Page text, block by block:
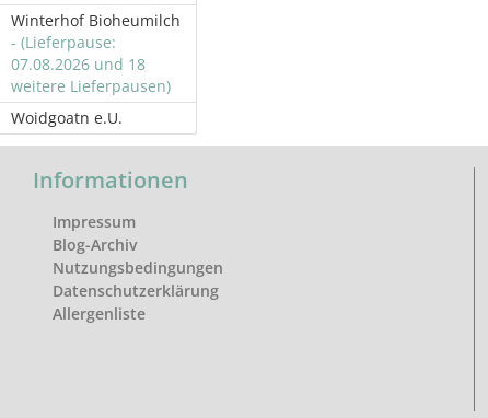
Winterhof Bioheumilch
- (Lieferpause:
07.08.2026 und 18
weitere Lieferpausen)
Woidgoatn e.U.
Informationen
Impressum
Blog-Archiv
Nutzungsbedingungen
Datenschutzerklärung
Allergenliste